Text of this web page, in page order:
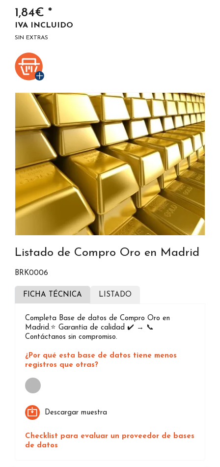
1,84€ *
IVA INCLUIDO
SIN EXTRAS
Listado de Compro Oro en Madrid
BRK0006
FICHA TÉCNICA LISTADO
Completa Base de datos de Compro Oro en
Madrid.⭐️ Garantía de calidad ✔️ → 📞
Contáctanos sin compromiso.
¿Por qué esta base de datos tiene menos
registros que otras?
Loading...
Descargar muestra
Checklist para evaluar un proveedor de bases
de datos